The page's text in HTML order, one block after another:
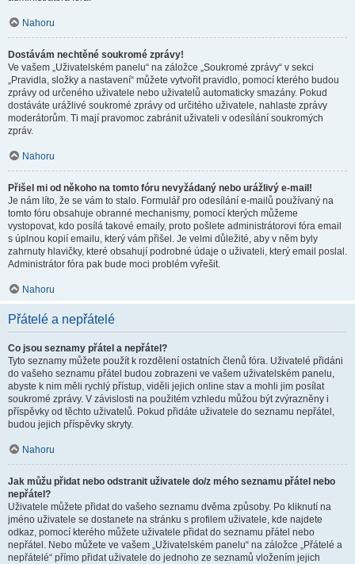
Nahoru
Dostávám nechtěné soukromé zprávy!
Ve vašem „Uživatelském panelu“ na záložce „Soukromé zprávy“ v sekci
„Pravidla, složky a nastavení“ můžete vytvořit pravidlo, pomocí kterého budou
zprávy od určeného uživatele nebo uživatelů automaticky smazány. Pokud
dostáváte urážlivé soukromé zprávy od určitého uživatele, nahlaste zprávy
moderátorům. Ti mají pravomoc zabránit uživateli v odesílání soukromých
zpráv.
Nahoru
Přišel mi od někoho na tomto fóru nevyžádaný nebo urážlivý e-mail!
Je nám líto, že se vám to stalo. Formulář pro odesílání e-mailů používaný na
tomto fóru obsahuje obranné mechanismy, pomocí kterých můžeme
vystopovat, kdo posílá takové emaily, proto pošlete administrátorovi fóra email
s úplnou kopií emailu, který vám přišel. Je velmi důležité, aby v něm byly
zahrnuty hlavičky, které obsahují podrobné údaje o uživateli, který email poslal.
Administrátor fóra pak bude moci problém vyřešit.
Nahoru
Přátelé a nepřátelé
Co jsou seznamy přátel a nepřátel?
Tyto seznamy můžete použít k rozdělení ostatních členů fóra. Uživatelé přidáni
do vašeho seznamu přátel budou zobrazeni ve vašem uživatelském panelu,
abyste k nim měli rychlý přístup, viděli jejich online stav a mohli jim posílat
soukromé zprávy. V závislosti na použitém vzhledu můžou být zvýrazněny i
příspěvky od těchto uživatelů. Pokud přidáte uživatele do seznamu nepřátel,
budou jejich příspěvky skryty.
Nahoru
Jak můžu přidat nebo odstranit uživatele do/z mého seznamu přátel nebo
nepřátel?
Uživatele můžete přidat do vašeho seznamu dvěma způsoby. Po kliknutí na
jméno uživatele se dostanete na stránku s profilem uživatele, kde najdete
odkaz, pomocí kterého můžete uživatele přidat do seznamu přátel nebo
nepřátel. Nebo můžete ve vašem „Uživatelském panelu“ na záložce „Přátelé a
nepřátelé“ přímo přidat uživatele do jednoho ze seznamů vložením jejich